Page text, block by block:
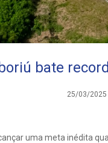
bate
25/03/2025
uma meta inédita